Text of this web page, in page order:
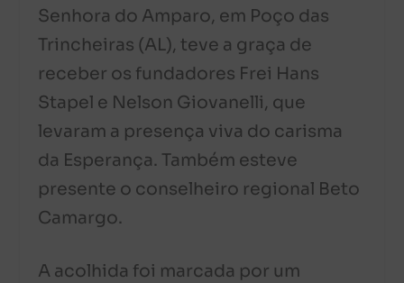
Senhora do Amparo, em Poço das
Trincheiras (AL), teve a graça de
receber os fundadores Frei Hans
Stapel e Nelson Giovanelli, que
levaram a presença viva do carisma
da Esperança. Também esteve
presente o conselheiro regional Beto
Camargo.
A acolhida foi marcada por um